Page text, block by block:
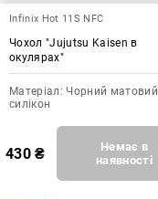
Infinix Hot 11S NFC
Чохол "Jujutsu Kaisen в
окулярах"
Матеріал: Чорний матовий
силікон
430₴
Немає в
наявності